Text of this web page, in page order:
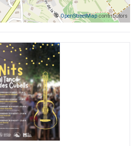
©OpenStreetMap contributors